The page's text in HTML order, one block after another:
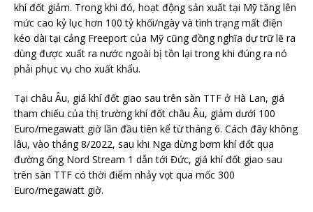
khí đốt giảm. Trong khi đó, hoạt động sản xuất tại Mỹ tăng lên
mức cao kỷ lục hơn 100 tỷ khối/ngày và tình trạng mất điện
kéo dài tại cảng Freeport của Mỹ cũng đồng nghĩa dự trữ lẽ ra
dùng được xuất ra nước ngoài bị tồn lại trong khi đúng ra nó
phải phục vụ cho xuất khẩu.
Tại châu Âu, giá khí đốt giao sau trên sàn TTF ở Hà Lan, giá
tham chiếu của thị trường khí đốt châu Âu, giảm dưới 100
Euro/megawatt giờ lần đầu tiên kể từ tháng 6. Cách đây không
lâu, vào tháng 8/2022, sau khi Nga dừng bơm khí đốt qua
đường ống Nord Stream 1 dẫn tới Đức, giá khí đốt giao sau
trên sàn TTF có thời điểm nhảy vọt qua mốc 300
Euro/megawatt giờ.